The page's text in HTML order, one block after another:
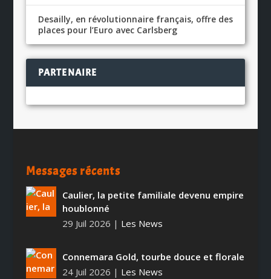
Desailly, en révolutionnaire français, offre des
places pour l’Euro avec Carlsberg
PARTENAIRE
Messages récents
Caulier, la petite familiale devenu empire
houblonné
29 Juil 2026 | Les News
Connemara Gold, tourbe douce et florale
24 Juil 2026 | Les News